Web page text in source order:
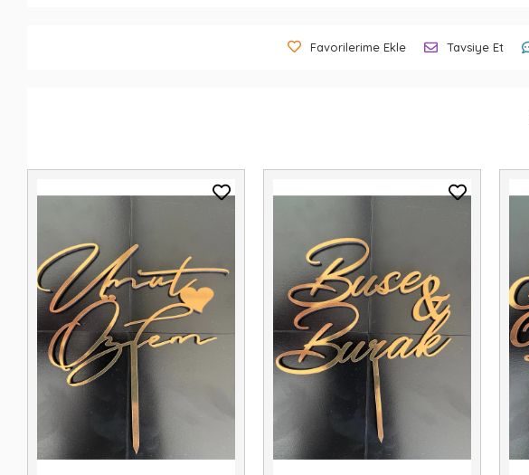
Favorilerime Ekle Tavsiye Et